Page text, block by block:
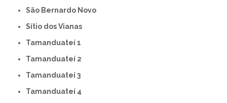
São Bernardo Novo
Sítio dos Vianas
Tamanduateí 1
Tamanduateí 2
Tamanduateí 3
Tamanduateí 4